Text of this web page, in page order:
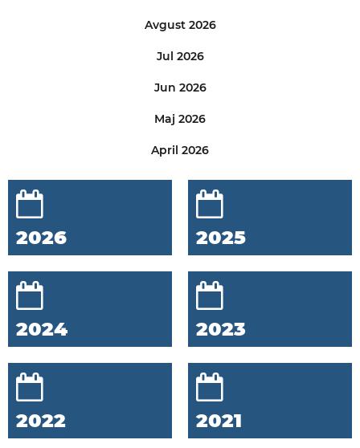
Avgust 2026
Jul 2026
Jun 2026
Maj 2026
April 2026
2026 2025
2024 2023
2022 2021